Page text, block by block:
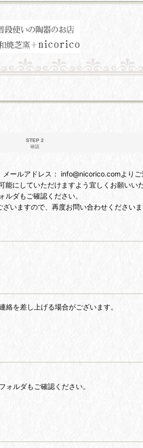
STEP 2
確認
ルアドレス： info@nicorico.comよりご
にしていただけますよう宜しくお願いいた
ダもご確認ください。
いますので、再度お問い合わせください
を差し上げる場合がございます。
ルダもご確認ください。